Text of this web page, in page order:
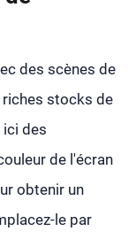
des scènes de
riches stocks de
des
de l'écran
obtenir un
le par